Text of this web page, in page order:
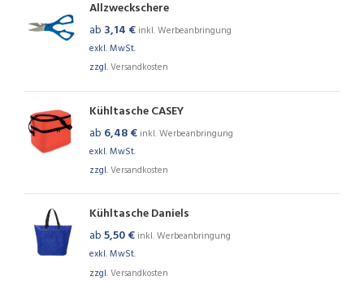
Allzweckschere
ab 3,14 € inkl. Werbeanbringung
exkl. MwSt.
zzgl.Versandkosten
Kühltasche CASEY
ab 6,48€ inkl. Werbeanbringung
exkl. MwSt.
zzgl.Versandkosten
Kühltasche Daniels
ab5,50€ inkl. Werbeanbringung
exkl. MwSt.
zzgl.Versandkosten